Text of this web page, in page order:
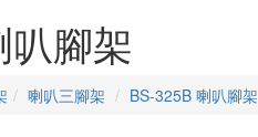
腳架
喇叭三腳架 BS-325B 喇叭腳架